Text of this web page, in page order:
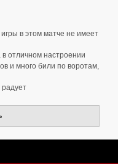
в этом матче не имеет
отличном настроении
и много били по воротам,